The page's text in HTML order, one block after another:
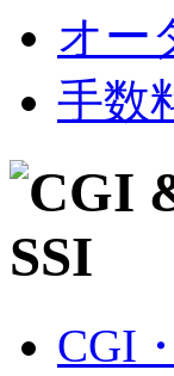
オー
手数
CGI